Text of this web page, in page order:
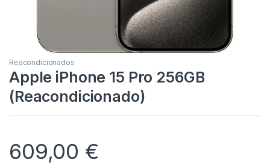
Reacondicionados
Apple iPhone 15 Pro 256GB
(Reacondicionado)
609,00 €